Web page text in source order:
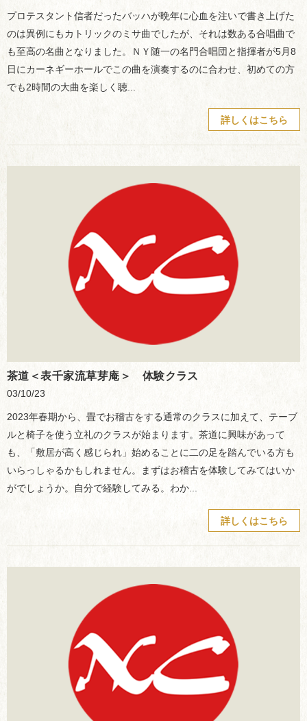
プロテスタント信者だったバッハが晩年に心血を注いで書き上げた
のは異例にもカトリックのミサ曲でしたが、それは数ある合唱曲で
も至高の名曲となりました。ＮＹ随一の名門合唱団と指揮者が5月8
日にカーネギーホールでこの曲を演奏するのに合わせ、初めての方
でも2時間の大曲を楽しく聴...
詳しくはこちら
茶道＜表千家流草芽庵＞ 体験クラス
03/10/23
2023年春期から、畳でお稽古をする通常のクラスに加えて、テーブ
ルと椅子を使う立礼のクラスが始まります。茶道に興味があって
も、「敷居が高く感じられ」始めることに二の足を踏んでいる方も
いらっしゃるかもしれません。まずはお稽古を体験してみてはいか
がでしょうか。自分で経験してみる。わか...
詳しくはこちら